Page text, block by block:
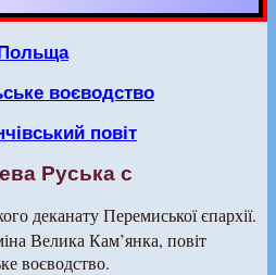
воєводство
повіт
Руська с
деканату Перемиської єпархії.
Велика Кам’янка, повіт
воєводство.